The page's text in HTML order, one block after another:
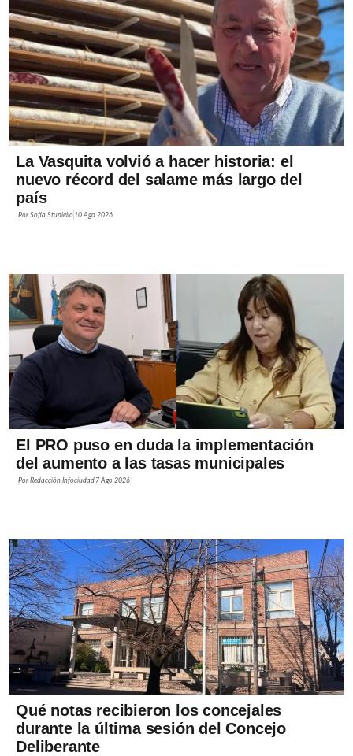
La Vasquita volvió a hacer historia: el
nuevo récord del salame más largo del
país
PorSofía Stupiello 10 Ago 2026
El PRO puso en duda la implementación
del aumento a las tasas municipales
PorRedacción Infociudad 7 Ago 2026
Qué notas recibieron los concejales
durante la última sesión del Concejo
Deliberante